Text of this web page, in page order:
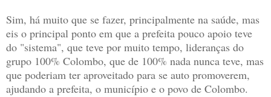
Sim, há muito que se fazer, principalmente na saúde, mas
eis o principal ponto em que a prefeita pouco apoio teve
do "sistema", que teve por muito tempo, lideranças do
grupo 100% Colombo, que de 100% nada nunca teve, mas
que poderiam ter aproveitado para se auto promoverem,
ajudando a prefeita, o município e o povo de Colombo.